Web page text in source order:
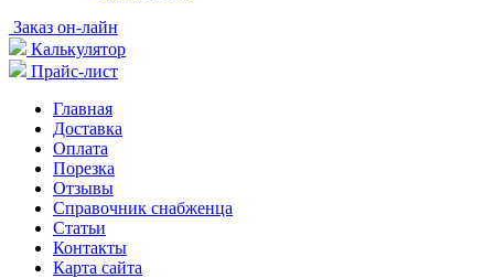
Заказ он-лайн
Калькулятор
Прайс-лист
Главная
Доставка
Оплата
Порезка
Отзывы
Справочник снабженца
Статьи
Контакты
Карта сайта